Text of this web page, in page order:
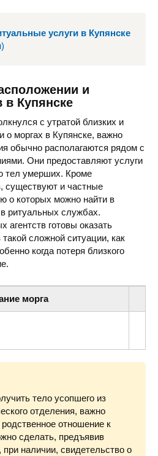
услуги в Купянске
и
в Купянске
с утратой близких и
о моргах в Купянске, важно
обычно располагаются рядом с
Они предоставляют услуги
тел умерших. Кроме
существуют и частные
о которых можно найти в
ритуальных службах.
готовы оказать
сложной ситуации, как
когда потеря близкого
морга
городская больница (морг) ул.
тело усопшего из
отделения, важно
отношение к
сделать, предъявив
наличии, свидетельство о